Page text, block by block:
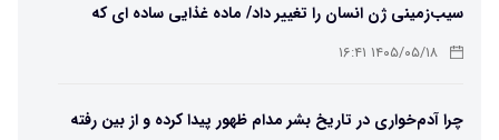
سیب‌زمینی ژن انسان را تغییر داد/ ماده غذایی ساده ای که
مسیر تکامل را عوض کرد!
۱۴۰۵/۰۵/۱۸ ۱۶:۴۱
چرا آدم‌خواری در تاریخ بشر مدام ظهور پیدا کرده و از بین رفته